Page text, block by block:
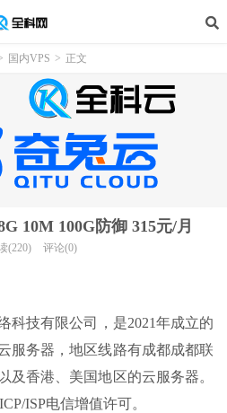
国内VPS > 正文
10M 100G防御 315元/月
(220) 评论(0)
科技有限公司，是2021年成立的
服务器，地区线路有成都成都联
及香港、美国地区的云服务器。
ISP电信增值许可。